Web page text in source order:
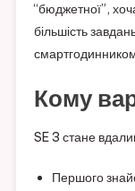
“бюджетної”,
більшість
Кому
SE 3 стане
Першого